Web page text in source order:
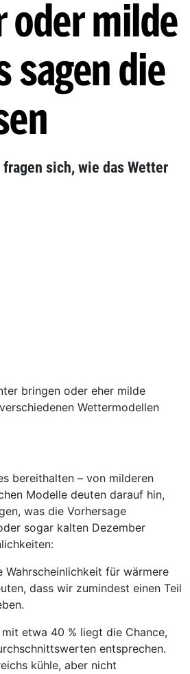
oder milde
sagen die
sich, wie das Wetter
bringen oder eher milde
Wettermodellen
bereithalten – von milderen
Modelle deuten darauf hin,
was die Vorhersage
sogar kalten Dezember
Wahrscheinlichkeit für wärmere
dass wir zumindest einen Teil
mit etwa 40 % liegt die Chance,
entsprechen.
kühle, aber nicht